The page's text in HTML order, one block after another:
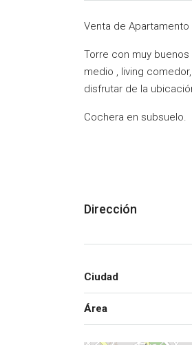
Venta de Apartamento
Torre con muy
medio , living
disfrutar de la
Cochera en subsuelo.
Dirección
Ciudad
Área